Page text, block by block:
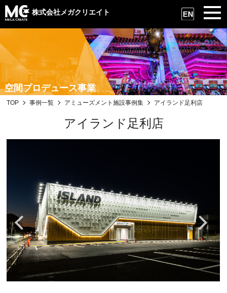
株式会社メガクリエイト
空間プロデュース事業
TOP 事例一覧 アミューズメント施設事例集 アイランド足利店
アイランド足利店